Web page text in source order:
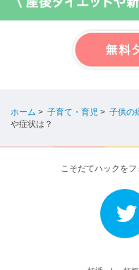
ホーム > 子育て・育児 > 子供の
や症状は？
こそだてハックを